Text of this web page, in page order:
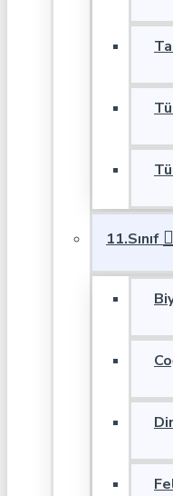
11.Sınıf